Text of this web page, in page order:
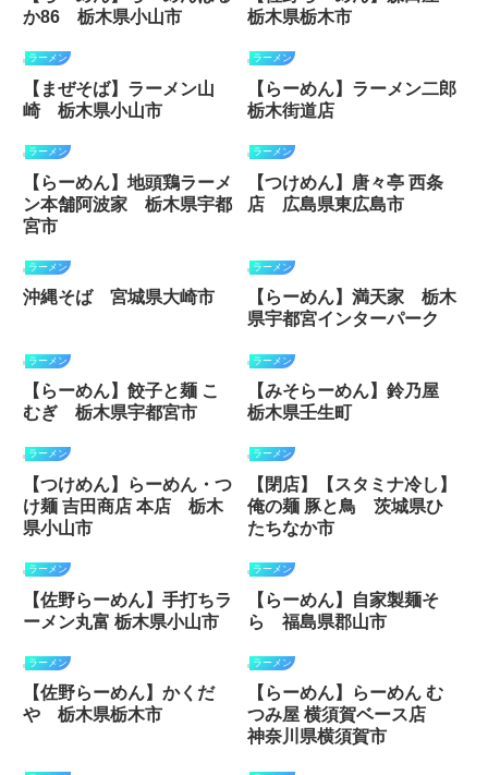
か86 栃木県小山市
栃木県栃木市
ラーメン
【まぜそば】ラーメン山
崎 栃木県小山市
ラーメン
【らーめん】ラーメン二郎
栃木街道店
ラーメン
【らーめん】地頭鶏ラーメ
ン本舗阿波家 栃木県宇都
宮市
ラーメン
【つけめん】唐々亭 西条
店 広島県東広島市
ラーメン
沖縄そば 宮城県大崎市
ラーメン
【らーめん】満天家 栃木
県宇都宮インターパーク
ラーメン
【らーめん】餃子と麺 こ
むぎ 栃木県宇都宮市
ラーメン
【みそらーめん】鈴乃屋
栃木県壬生町
ラーメン
【つけめん】らーめん・つ
け麺 吉田商店 本店 栃木
県小山市
ラーメン
【閉店】【スタミナ冷し】
俺の麺 豚と鳥 茨城県ひ
たちなか市
ラーメン
【佐野らーめん】手打ちラ
ーメン丸富 栃木県小山市
ラーメン
【らーめん】自家製麺そ
ら 福島県郡山市
ラーメン
【佐野らーめん】かくだ
や 栃木県栃木市
ラーメン
【らーめん】らーめん む
つみ屋 横須賀ベース店
神奈川県横須賀市